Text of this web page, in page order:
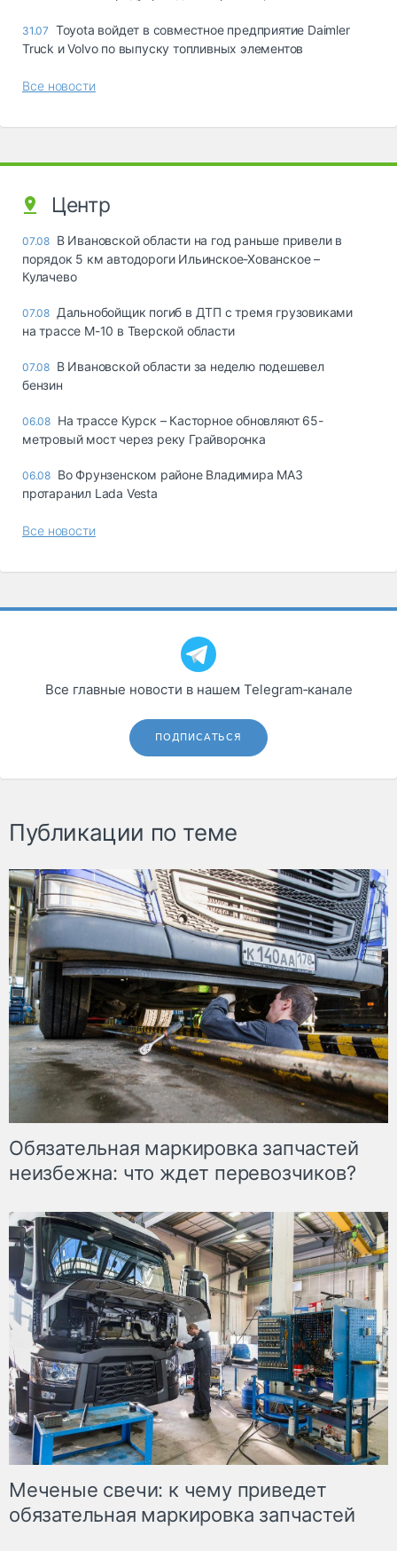
31.07 Toyota войдет в совместное предприятие Daimler
Truck и Volvo по выпуску топливных элементов
Все новости
Центр
07.08 В Ивановской области на год раньше привели в
порядок 5 км автодороги Ильинское-Хованское –
Кулачево
07.08 Дальнобойщик погиб в ДТП с тремя грузовиками
на трассе М-10 в Тверской области
07.08 В Ивановской области за неделю подешевел
бензин
06.08 На трассе Курск – Касторное обновляют 65-
метровый мост через реку Грайворонка
06.08 Во Фрунзенском районе Владимира МАЗ
протаранил Lada Vesta
Все новости
Все главные новости в нашем Telegram‑канале
ПОДПИСАТЬСЯ
Публикации по теме
Обязательная маркировка запчастей
неизбежна: что ждет перевозчиков?
Меченые свечи: к чему приведет
обязательная маркировка запчастей